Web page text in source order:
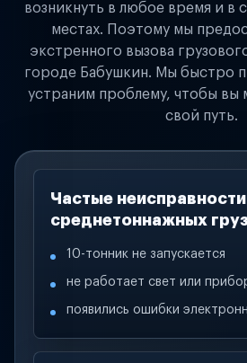
возникнуть в любое время и в
местах. Поэтому мы
экстренного вызова
городе Бабушкин. Мы быстро
устраним проблему, чтобы вы
свой путь.
Частые неисправности
среднетоннажных
10-тонник не запускается
не работает свет или
появились ошибки